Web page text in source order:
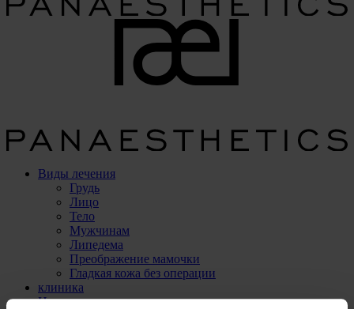
Виды лечения
Грудь
Лицо
Тело
Мужчинам
Липедема
Преображение мамочки
Гладкая кожа без операции
клиника
Наши врачи